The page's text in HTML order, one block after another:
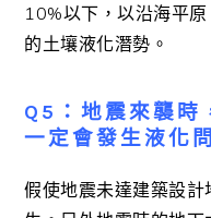
10%以下，以沿海平
的土壤液化潛勢。
Q5：地震來襲時
一定會發生液化
假使地震未達建築設